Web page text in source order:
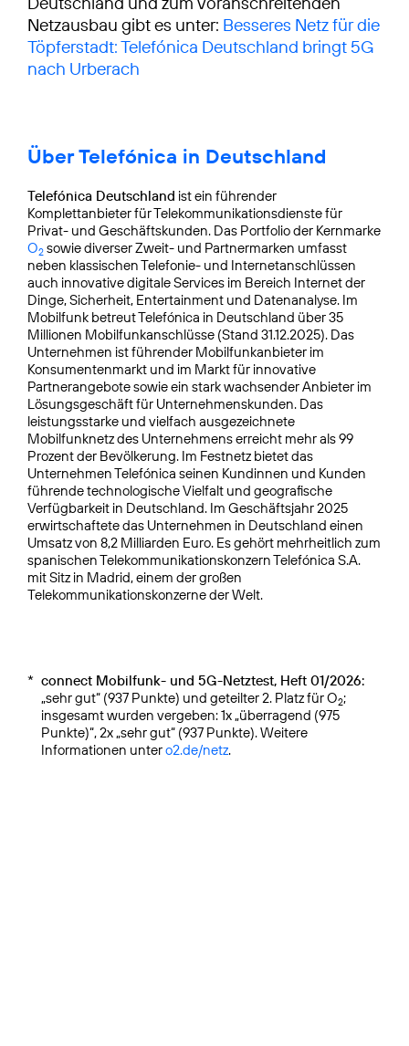
Netzausbau gibt es unter: Besseres Netz für die
Töpferstadt: Telefónica Deutschland bringt 5G
nach Urberach
Über Telefónica in Deutschland
Telefónica Deutschland ist ein führender
Komplettanbieter für Telekommunikationsdienste für
Privat- und Geschäftskunden. Das Portfolio der Kernmarke
O2 sowie diverser Zweit- und Partnermarken umfasst
neben klassischen Telefonie- und Internetanschlüssen
auch innovative digitale Services im Bereich Internet der
Dinge, Sicherheit, Entertainment und Datenanalyse. Im
Mobilfunk betreut Telefónica in Deutschland über 35
Millionen Mobilfunkanschlüsse (Stand 31.12.2025). Das
Unternehmen ist führender Mobilfunkanbieter im
Konsumentenmarkt und im Markt für innovative
Partnerangebote sowie ein stark wachsender Anbieter im
Lösungsgeschäft für Unternehmenskunden. Das
leistungsstarke und vielfach ausgezeichnete
Mobilfunknetz des Unternehmens erreicht mehr als 99
Prozent der Bevölkerung. Im Festnetz bietet das
Unternehmen Telefónica seinen Kundinnen und Kunden
führende technologische Vielfalt und geografische
Verfügbarkeit in Deutschland. Im Geschäftsjahr 2025
erwirtschaftete das Unternehmen in Deutschland einen
Umsatz von 8,2 Milliarden Euro. Es gehört mehrheitlich zum
spanischen Telekommunikationskonzern Telefónica S.A.
mit Sitz in Madrid, einem der großen
Telekommunikationskonzerne der Welt.
* connect Mobilfunk- und 5G-Netztest, Heft 01/2026:
„sehr gut“ (937 Punkte) und geteilter 2. Platz für O2;
insgesamt wurden vergeben: 1x „überragend (975
Punkte)“, 2x „sehr gut“ (937 Punkte). Weitere
Informationen untero2.de/netz.